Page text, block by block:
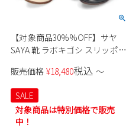
【対象商品30%%OFF】サヤ
SAYA 靴 ラボキゴシ スリッポン
51204 スリッポンシューズ ラウ
ンドトゥ ボロネーゼ製法 日本
製
販売価格 ¥18,480税込 〜
SALE
対象商品は特別価格で販売
中！